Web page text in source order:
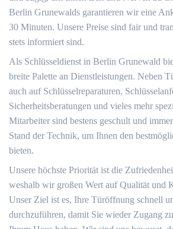
Berlin Grunewalds garantieren wir eine
30 Minuten. Unsere Preise sind fair und
stets informiert sind.
Als Schlüsseldienst in Berlin Grunewald
breite Palette an Dienstleistungen. Neben
auch auf Schlüsselreparaturen,
Sicherheitsberatungen und vieles mehr
Mitarbeiter sind bestens geschult und
Stand der Technik, um Ihnen den
bieten.
Unsere höchste Priorität ist die
weshalb wir großen Wert auf Qualität und
Unser Ziel ist es, Ihre Türöffnung schnell
durchzuführen, damit Sie wieder Zugang